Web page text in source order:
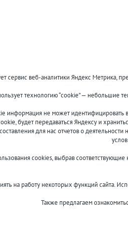
сервис веб-аналитики Яндекс Метрика,
технологию “cookie” — небольшие
информация не может идентифицировать
будет передаваться Яндексу и
для нас отчетов о
cookies, выбрав
на работу некоторых функций сайта.
Также предлагаем